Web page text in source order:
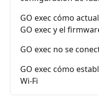
GO exec cómo
GO exec y el
GO exec no se
GO exec cómo
Wi-Fi